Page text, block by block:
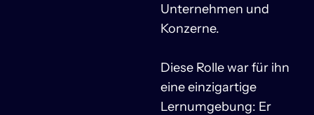
Unternehmen und
Konzerne.
Diese Rolle war für ihn
eine einzigartige
Lernumgebung: Er